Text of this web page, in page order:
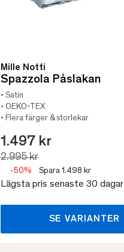
Mille Notti
Spazzola Påslakan
• Satin
• OEKO-TEX
• Flera färger & storlekar
1.497 kr
2.995 kr
-50% Spara 1.498 kr
Lägsta pris senaste 30 dagar
SE VARIANTER